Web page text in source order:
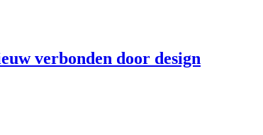
verbonden door design